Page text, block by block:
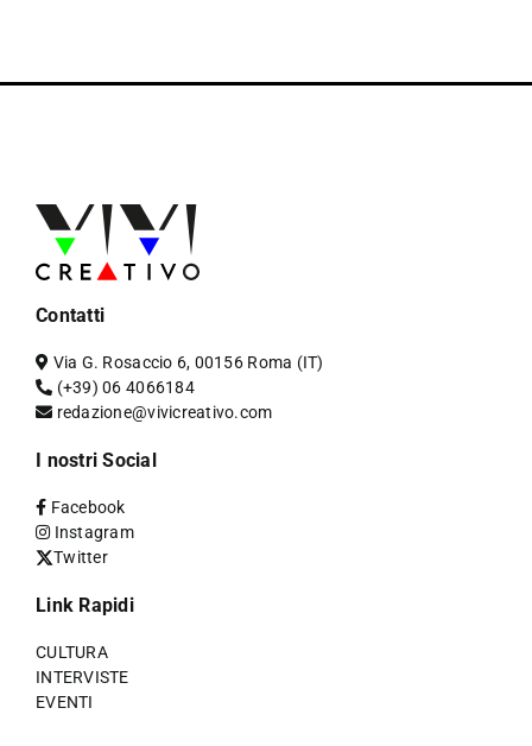
Contatti
Via G. Rosaccio 6, 00156 Roma (IT)
(+39) 06 4066184
redazione@vivicreativo.com
I nostri Social
Facebook
Instagram
Twitter
Link Rapidi
CULTURA
INTERVISTE
EVENTI